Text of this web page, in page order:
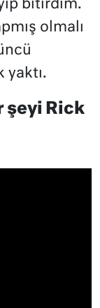
bitirdim.
olmalı
yaktı.
şeyi Rick